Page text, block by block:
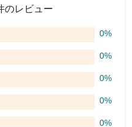
のレビュー
0%
0%
0%
0%
0%